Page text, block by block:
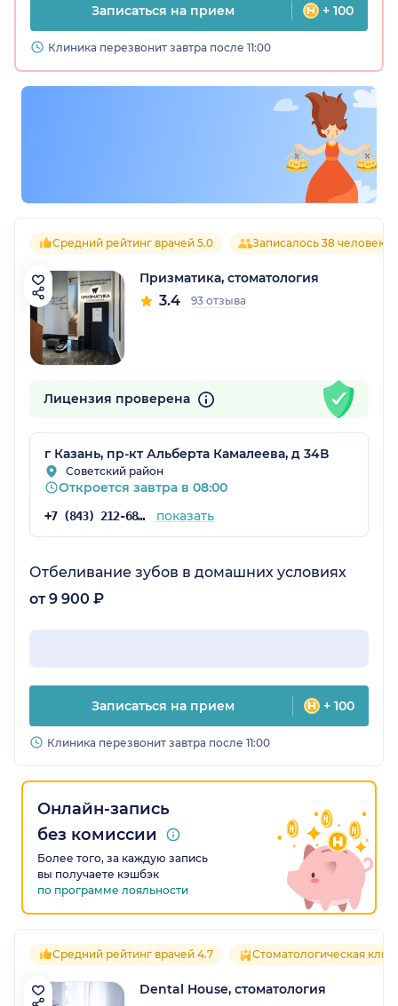
Записаться на прием + 100
Клиника перезвонит завтра после 11:00
Средний рейтинг врачей 5.0 Записалось 38 человек
Призматика, стоматология
3.4 93 отзыва
Лицензия проверена
г Казань, пр-кт Альберта Камалеева, д 34В
Советский район
Откроется завтра в 08:00
+7 (843) 212-68-06 показать
Отбеливание зубов в домашних условиях
от 9 900 ₽
Записаться на прием + 100
Клиника перезвонит завтра после 11:00
Онлайн-запись
без комиссии
Более того, за каждую запись
вы получаете кэшбэк
по программе лояльности
Средний рейтинг врачей 4.7 Стоматологическая
Dental House, стоматология